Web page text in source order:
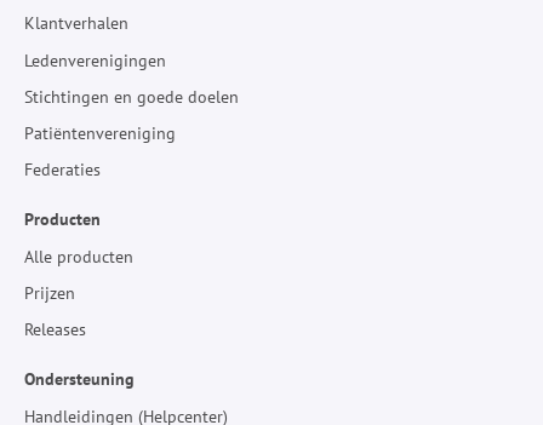
Klantverhalen
Ledenverenigingen
Stichtingen en goede doelen
Patiëntenvereniging
Federaties
Producten
Alle producten
Prijzen
Releases
Ondersteuning
Handleidingen (Helpcenter)